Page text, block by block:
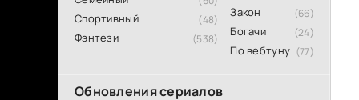
Спортивный (48)
Фэнтези (538)
Закон (66)
Богачи (24)
По вебтуну (77)
Обновления сериалов